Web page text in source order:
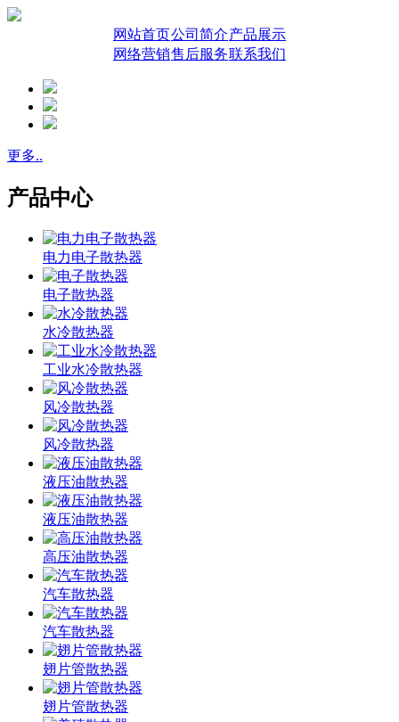
网站首页公司简介产品展示
网络营销售后服务联系我们
更多..
产品中心
电力电子散热器
电子散热器
水冷散热器
工业水冷散热器
风冷散热器
风冷散热器
液压油散热器
液压油散热器
高压油散热器
汽车散热器
汽车散热器
翅片管散热器
翅片管散热器